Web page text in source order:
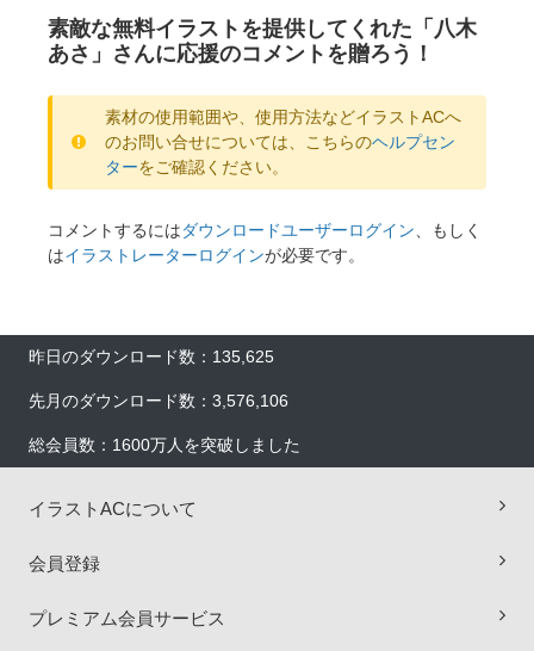
素敵な無料イラストを提供してくれた「八木
あさ」さんに応援のコメントを贈ろう！
素材の使用範囲や、使用方法などイラストACへ
のお問い合せについては、こちらのヘルプセン
ターをご確認ください。
コメントするにはダウンロードユーザーログイン 、もしく
はイラストレーターログインが必要です。
昨日のダウンロード数：135,625
先月のダウンロード数：3,576,106
総会員数：1600万人を突破しました
イラストACについて
会員登録
プレミアム会員サービス